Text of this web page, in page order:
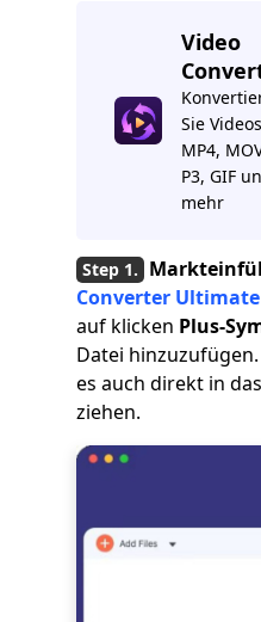
Video
Sie
MP4,
P3, GIF
mehr
Converter Ultimate
auf klicken Plus-
Datei
es auch direkt in
ziehen.